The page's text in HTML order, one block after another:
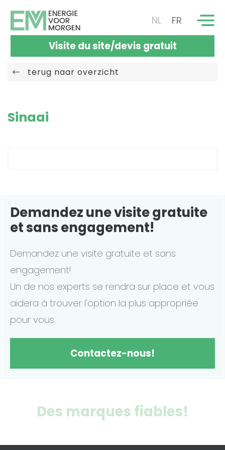
NL FR
Visite du site/devis gratuit
terug naar overzicht
Sinaai
Demandez une visite gratuite
et sans engagement!
Demandez une visite gratuite et sans
engagement!
Un de nos experts se rendra sur place et vous
aidera à trouver l'option la plus appropriée
pour vous.
Contactez-nous!
Des marques fiables!